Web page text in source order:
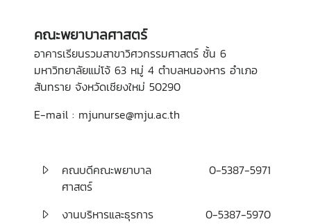
คณะพยาบาลศาสตร์
อาคารเรียนรวมสาขาวิศวกรรมศาสตร์ ชั้น 6
มหาวิทยาลัยแม่โจ้ 63 หมู่ 4 ตำบลหนองหาร อำเภอ
สันทราย จังหวัดเชียงใหม่ 50290
E-mail : mjunurse@mju.ac.th
คณบดีคณะพยาบาล
ศาสตร์
0-5387-5971
งานบริหารและธุรการ
0-5387-5970